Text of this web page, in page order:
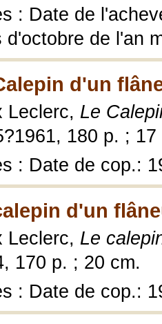
: Date de
d'octobre de l'an
d'un
Leclerc, Le
180 p. ; 17
: Date de cop.:
d'un
Leclerc, Le
170 p. ; 20 cm.
: Date de cop.: